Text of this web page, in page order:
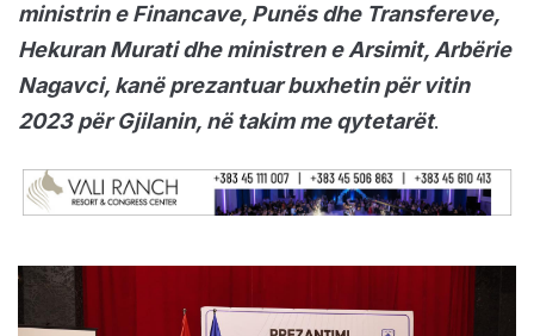
ministrin e Financave, Punës dhe Transfereve,
Hekuran Murati dhe ministren e Arsimit, Arbërie
Nagavci, kanë prezantuar buxhetin për vitin
2023 për Gjilanin, në takim me qytetarët.